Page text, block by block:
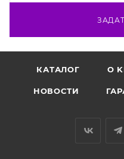
КАТАЛОГ O
НОВОСТИ